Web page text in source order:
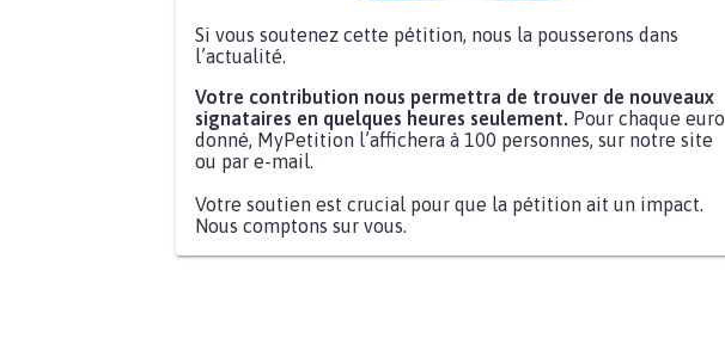
Si vous soutenez cette pétition, nous la pousserons dans
l’actualité.
Votre contribution nous permettra de trouver de nouveaux
signataires en quelques heures seulement. Pour chaque euro
donné, MyPetition l’affichera à 100 personnes, sur notre site
ou par e-mail.
Votre soutien est crucial pour que la pétition ait un impact.
Nous comptons sur vous.